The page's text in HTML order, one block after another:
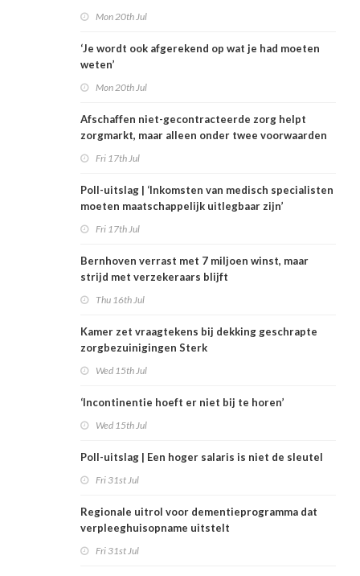
Mon 20th Jul
‘Je wordt ook afgerekend op wat je had moeten
weten’
Mon 20th Jul
Afschaffen niet-gecontracteerde zorg helpt
zorgmarkt, maar alleen onder twee voorwaarden
Fri 17th Jul
Poll-uitslag | ‘Inkomsten van medisch specialisten
moeten maatschappelijk uitlegbaar zijn’
Fri 17th Jul
Bernhoven verrast met 7 miljoen winst, maar
strijd met verzekeraars blijft
Thu 16th Jul
Kamer zet vraagtekens bij dekking geschrapte
zorgbezuinigingen Sterk
Wed 15th Jul
‘Incontinentie hoeft er niet bij te horen’
Wed 15th Jul
Poll-uitslag | Een hoger salaris is niet de sleutel
Fri 31st Jul
Regionale uitrol voor dementieprogramma dat
verpleeghuisopname uitstelt
Fri 31st Jul